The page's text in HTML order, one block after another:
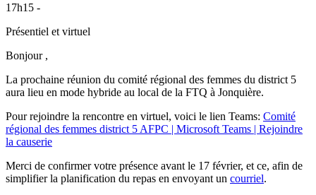
17h15 -
Présentiel et virtuel
Bonjour ,
La prochaine réunion du comité régional des femmes du district 5
aura lieu en mode hybride au local de la FTQ à Jonquière.
Pour rejoindre la rencontre en virtuel, voici le lien Teams: Comité
régional des femmes district 5 AFPC | Microsoft Teams | Rejoindre
la causerie
Merci de confirmer votre présence avant le 17 février, et ce, afin de
simplifier la planification du repas en envoyant un courriel.